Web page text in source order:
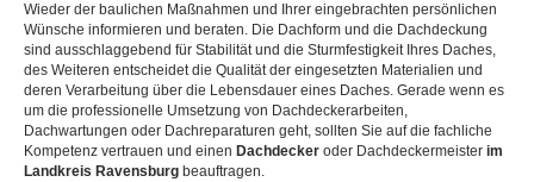
Wieder der baulichen Maßnahmen und Ihrer eingebrachten persönlichen
Wünsche informieren und beraten. Die Dachform und die Dachdeckung
sind ausschlaggebend für Stabilität und die Sturmfestigkeit Ihres Daches,
des Weiteren entscheidet die Qualität der eingesetzten Materialien und
deren Verarbeitung über die Lebensdauer eines Daches. Gerade wenn es
um die professionelle Umsetzung von Dachdeckerarbeiten,
Dachwartungen oder Dachreparaturen geht, sollten Sie auf die fachliche
Kompetenz vertrauen und einen Dachdecker oder Dachdeckermeister im
Landkreis Ravensburg beauftragen.